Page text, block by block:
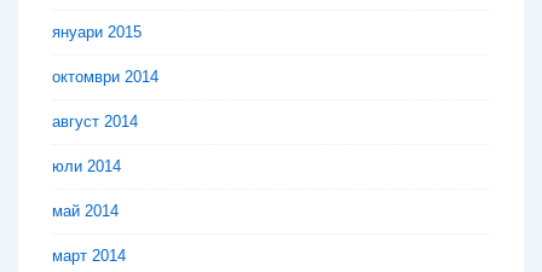
януари 2015
октомври 2014
август 2014
юли 2014
май 2014
март 2014